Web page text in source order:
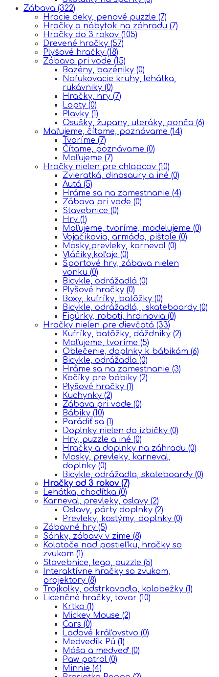
Zábava (322)
Hracie deky, penové puzzle (7)
Hračky a nábytok na záhradu (7)
Hračky do 3 rokov (105)
Drevené hračky (57)
Plyšové hračky (18)
Zábava pri vode (15)
Bazény, bazéniky (0)
Nafukovacie kruhy, lehátka,
rukávniky (0)
Hračky, hry (7)
Lopty (0)
Plavky (1)
Osušky, župany, uteráky, ponča (6)
Maľujeme, čítame, poznávame (14)
Tvoríme (7)
Čítame, poznávame (0)
Maľujeme (7)
Hračky nielen pre chlapcov (10)
Zvieratká, dinosaury a iné (0)
Autá (5)
Hráme sa na zamestnanie (4)
Zábava pri vode (0)
Stavebnice (0)
Hry (1)
Maľujeme, tvoríme, modelujeme (0)
Vojačikovia, armáda, pištole (0)
Masky,prevleky, karneval (0)
Vláčiky,koľaje (0)
Športové hry, zábava nielen
vonku (0)
Bicykle, odrážadlá (0)
Plyšové hračky (0)
Boxy, kufríky, batôžky (0)
Bicykle, odrážadlá, , skateboardy (0)
Figúrky, roboti, hrdinovia (0)
Hračky nielen pre dievčatá (33)
Kufríky, batôžky, dáždniky (2)
Maľujeme, tvoríme (5)
Oblečenie, doplnky k bábikám (6)
Bicykle, odrážadla (0)
Hráme sa na zamestnanie (3)
Kočíky pre bábiky (2)
Plyšové hračky (1)
Kuchynky (2)
Zábava pri vode (0)
Bábiky (10)
Parádiť sa (1)
Doplnky nielen do izbičky (0)
Hry, puzzle a iné (0)
Hračky a doplnky na záhradu (0)
Masky, prevleky, karneval,
doplnky (0)
Bicykle, odrážadla, skateboardy (0)
Hračky od 3 rokov (7)
Lehátka, chodítka (0)
Karneval, prevleky, oslavy (2)
Oslavy, párty doplnky (2)
Prevleky, kostýmy, doplnky (0)
Zábavné hry (5)
Sánky, zábavy v zime (8)
Kolotoče nad postieľku, hračky so
zvukom (1)
Stavebnice, lego, puzzle (5)
Interaktívne hračky so zvukom,
projektory (8)
Trojkolky, odstrkavadla, kolobežky (1)
Licenčné hračky, tovar (10)
Krtko (1)
Mickey Mouse (2)
Cars (0)
Ĺadové kráľovstvo (0)
Medvedík Pú (1)
Máša a medveď (0)
Paw patrol (0)
Minnie (4)